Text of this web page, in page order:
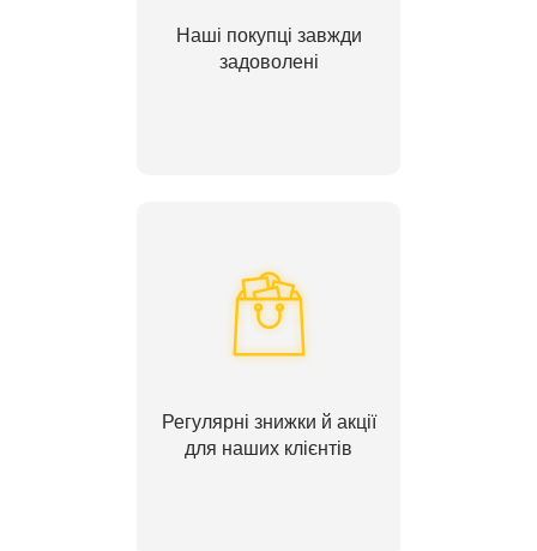
Наші покупці завжди
задоволені
Регулярні знижки й акції
для наших клієнтів